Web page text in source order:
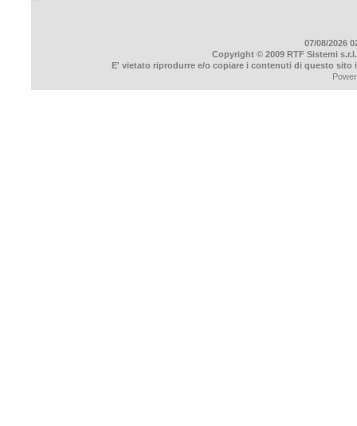
07/08/2026
Copyright © 2009 RTF Sistemi
E' vietato riprodurre e/o copiare i contenuti di questo